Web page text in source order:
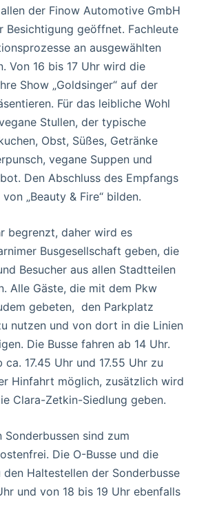
der Finow Automotive GmbH
Besichtigung geöffnet. Fachleute
an ausgewählten
Von 16 bis 17 Uhr wird die
Show „Goldsinger“ auf der
Für das leibliche Wohl
Stullen, der typische
Obst, Süßes, Getränke
vegane Suppen und
Den Abschluss des Empfangs
„Beauty & Fire“ bilden.
begrenzt, daher wird es
Busgesellschaft geben, die
Besucher aus allen Stadtteilen
Alle Gäste, die mit dem Pkw
gebeten, den Parkplatz
nutzen und von dort in die Linien
Die Busse fahren ab 14 Uhr.
17.45 Uhr und 17.55 Uhr zu
Hinfahrt möglich, zusätzlich wird
Clara-Zetkin-Siedlung geben.
sind zum
Die O-Busse und die
Haltestellen der Sonderbusse
und von 18 bis 19 Uhr ebenfalls